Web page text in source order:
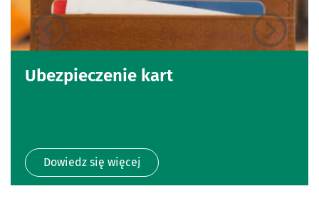
Ubezpieczenie kart
Dowiedz się więcej